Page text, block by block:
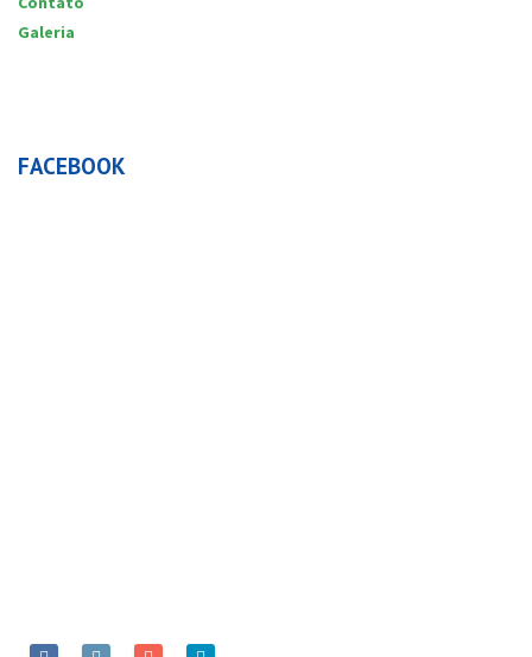
Galeria
FACEBOOK